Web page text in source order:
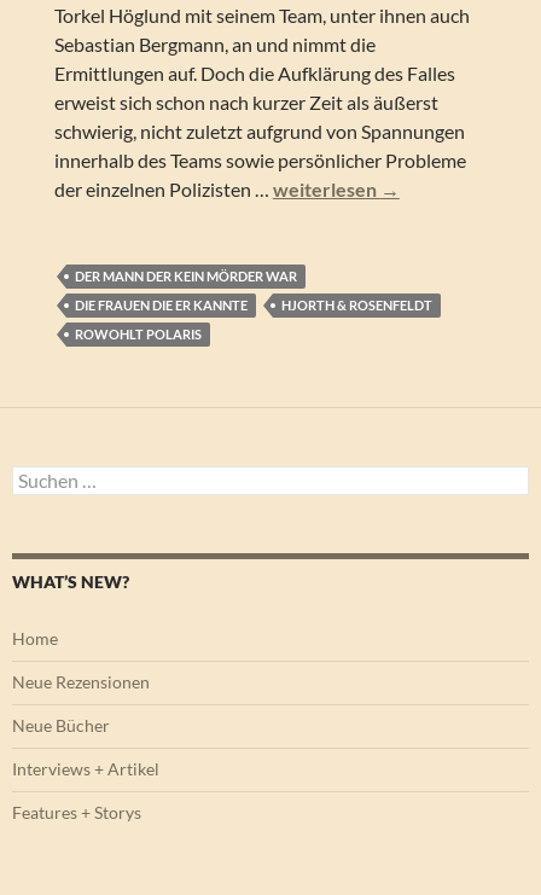
Torkel Höglund mit seinem Team, unter ihnen auch
Sebastian Bergmann, an und nimmt die
Ermittlungen auf. Doch die Aufklärung des Falles
erweist sich schon nach kurzer Zeit als äußerst
schwierig, nicht zuletzt aufgrund von Spannungen
innerhalb des Teams sowie persönlicher Probleme
der einzelnen Polizisten … Hjorth & Rosenfeldt – Die
weiterlesen →
DER MANN DER KEIN MÖRDER WAR
DIE FRAUEN DIE ER KANNTE
HJORTH & ROSENFELDT
ROWOHLT POLARIS
Suchen
nach:
WHAT’S NEW?
Home
Neue Rezensionen
Neue Bücher
Interviews + Artikel
Features + Storys